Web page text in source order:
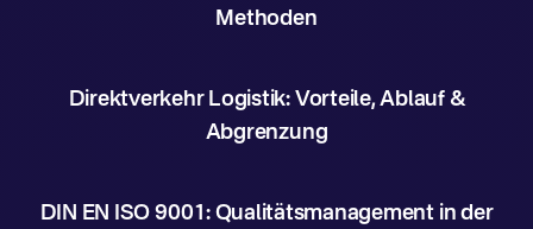
Methoden
Direktverkehr Logistik: Vorteile, Ablauf &
Abgrenzung
DIN EN ISO 9001: Qualitätsmanagement in der